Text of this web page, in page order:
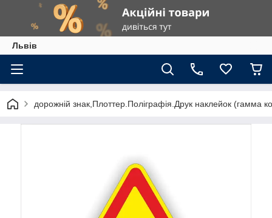
Львів
дорожній знак,Плоттер.Поліграфія.Друк наклейок (гамма